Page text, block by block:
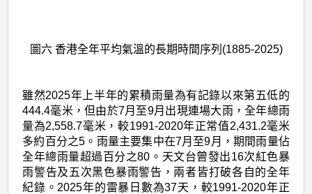
圖六 香港全年平均氣溫的長期時間序列(1885-2025)
雖然2025年上半年的累積雨量為有記錄以來第五低的
444.4毫米，但由於7月至9月出現連場大雨，全年總雨
量為2,558.7毫米，較1991-2020年正常值2,431.2毫米
多約百分之5。雨量主要集中在7月至9月，期間雨量佔
全年總雨量超過百分之80。天文台曾發出16次紅色暴
雨警告及五次黑色暴雨警告，兩者皆打破各自的全年
紀錄。2025年的雷暴日數為37天，較1991-2020年正